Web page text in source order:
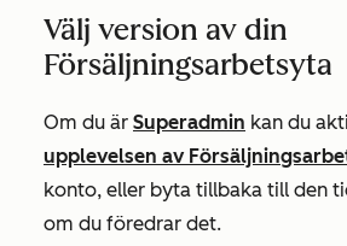
Välj version av din
Försäljningsarbetsyta
Om du är Superadmin kan du
upplevelsen av
konto, eller byta tillbaka till den
om du föredrar det.